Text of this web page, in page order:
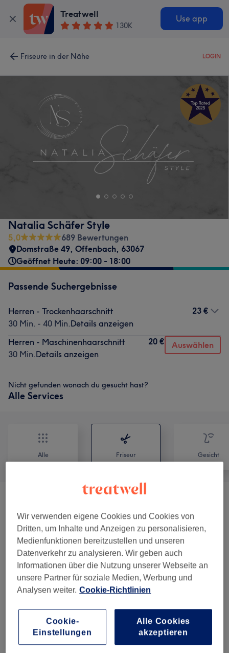
Treatwell
130K
Use app
Friseure in der Nähe LOGIN
Natalia Schäfer Style
5,0
689 Bewertungen
Domstraße 49, Offenbach, 63067
Geöffnet Heute: 09:00 - 18:00
Passende Suchergebnisse
Herren - Trockenhaarschnitt
30 Min. - 40 Min.Details anzeigen
23 €
Herren - Maschinenhaarschnitt
30 Min.Details anzeigen
20 € Auswählen
Nicht gefunden wonach du gesucht hast?
Alle Services
Alle Friseur Gesicht
Damen - Haarschnitte & Stylings (6) ab 30 €
Damen - Coloration /Schnitt & Föhnen (6 ) ab 90 €
Damen - Coloration & Föhnen (ohne
Schnitt) (6)
Herren - Haarschnitte & Rasuren 6 ) ab 15 €
Wir verwenden eigene Cookies und Cookies von
Dritten, um Inhalte und Anzeigen zu personalisieren,
Medienfunktionen bereitzustellen und unseren
Datenverkehr zu analysieren. Wir geben auch
Informationen über die Nutzung unserer Webseite an
unsere Partner für soziale Medien, Werbung und
Analysen weiter. Cookie-Richtlinien
Cookie-
Einstellungen
Alle Cookies
akzeptieren